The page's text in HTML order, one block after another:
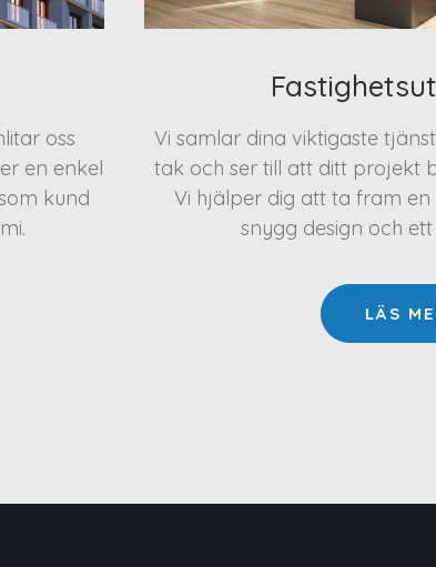
oss
en enkel
kund
Vi samlar dina viktigaste
tak och ser till att ditt projekt
Vi hjälper dig att ta fram
snygg design och
LÄS